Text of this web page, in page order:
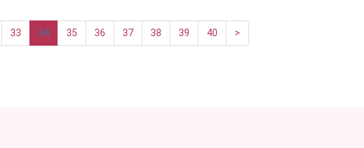
33 34 35 36 37 38 39 40 >